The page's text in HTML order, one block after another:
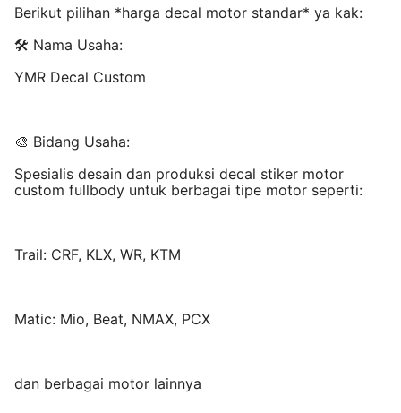
Berikut pilihan *harga decal motor standar* ya kak:
🛠️ Nama Usaha:
YMR Decal Custom
🎨 Bidang Usaha:
Spesialis desain dan produksi decal stiker motor
custom fullbody untuk berbagai tipe motor seperti:
Trail: CRF, KLX, WR, KTM
Matic: Mio, Beat, NMAX, PCX
dan berbagai motor lainnya